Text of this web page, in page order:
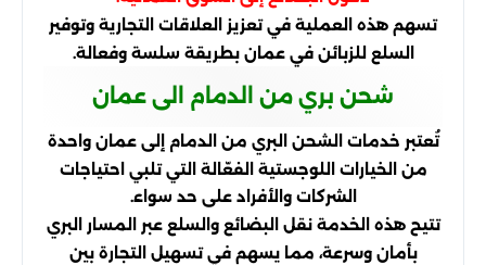
تسهم هذه العملية في تعزيز العلاقات التجارية وتوفير
السلع للزبائن في عمان بطريقة سلسة وفعالة.
شحن بري من الدمام الى عمان
تُعتبر خدمات الشحن البري من الدمام إلى عمان واحدة
من الخيارات اللوجستية الفعّالة التي تلبي احتياجات
الشركات والأفراد على حد سواء.
تتيح هذه الخدمة نقل البضائع والسلع عبر المسار البري
بأمان وسرعة، مما يسهم في تسهيل التجارة بين